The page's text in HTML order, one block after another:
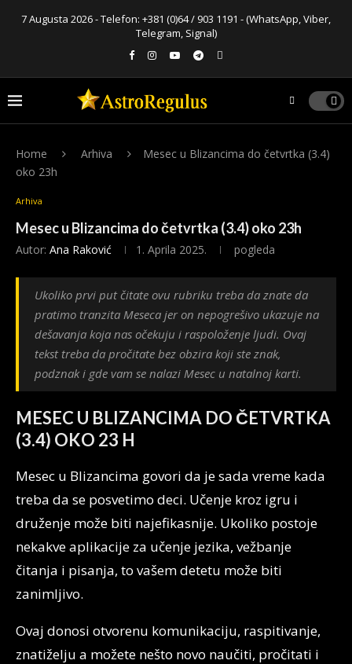
7 Augusta 2026 - Telefon: +381 (0)64 / 903 1191 - (WhatsApp, Viber,
Telegram, Signal)
Home Arhiva
Mesec u Blizancima do četvrtka (3.4)
oko 23h
Arhiva
Mesec u Blizancima do četvrtka (3.4) oko 23h
Autor: Ana Raković 1. Aprila 2025. pogleda
Ukoliko prvi put čitate ovu rubriku treba da znate da
pratimo tranzita Meseca jer on nepogrešivo ukazuje na
dešavanja koja nas očekuju i raspoloženje ljudi. Ovaj
tekst treba da pročitate bez obzira koji ste znak,
podznak i gde vam se nalazi Mesec u natalnoj karti.
MESEC U BLIZANCIMA DO ČETVRTKA
(3.4) OKO 23 H
Mesec u Blizancima govori da je sada vreme kada
treba da se posvetimo deci. Učenje kroz igru i
druženje može biti najefikasnije. Ukoliko postoje
nekakve aplikacije za učenje jezika, vežbanje
čitanja i pisanja, to vašem detetu može biti
zanimljivo.
Ovaj donosi otvorenu komunikaciju, raspitivanje,
znatiželju a možete nešto novo naučiti, pročitati i